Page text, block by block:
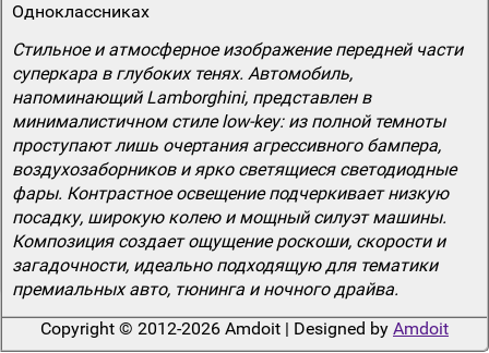
Одноклассниках
Стильное и атмосферное изображение передней части
суперкара в глубоких тенях. Автомобиль,
напоминающий Lamborghini, представлен в
минималистичном стиле low-key: из полной темноты
проступают лишь очертания агрессивного бампера,
воздухозаборников и ярко светящиеся светодиодные
фары. Контрастное освещение подчеркивает низкую
посадку, широкую колею и мощный силуэт машины.
Композиция создает ощущение роскоши, скорости и
загадочности, идеально подходящую для тематики
премиальных авто, тюнинга и ночного драйва.
Copyright © 2012-2026 Amdoit | Designed by Amdoit